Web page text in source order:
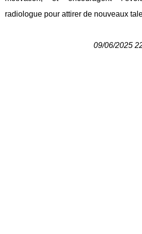
radiologue pour attirer de nouveaux
09/06/2025